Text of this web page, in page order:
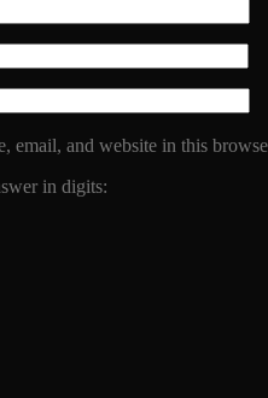
email, and website in this
in digits: